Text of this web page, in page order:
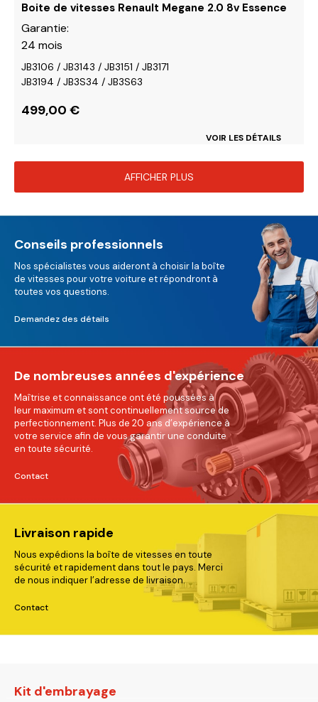
Boite de vitesses Renault Megane 2.0 8v Essence
Garantie:
24 mois
JB3106 / JB3143 / JB3151 / JB3171
JB3194 / JB3S34 / JB3S63
499,00 €
VOIR LES DÉTAILS
AFFICHER PLUS
Conseils professionnels
Nos spécialistes vous aideront à choisir la boîte
de vitesses pour votre voiture et répondront à
toutes vos questions.
Demandez des détails
De nombreuses années d'expérience
Maîtrise et connaissance ont été poussées à
leur maximum et sont continuellement source de
perfectionnement. Plus de 20 ans d’expérience à
votre service afin de vous garantir une conduite
en toute sécurité.
Contact
Livraison rapide
Nous expédions la boîte de vitesses en toute
sécurité et rapidement dans tout le pays. Merci
de nous indiquer l’adresse de livraison.
Contact
Kit d'embrayage